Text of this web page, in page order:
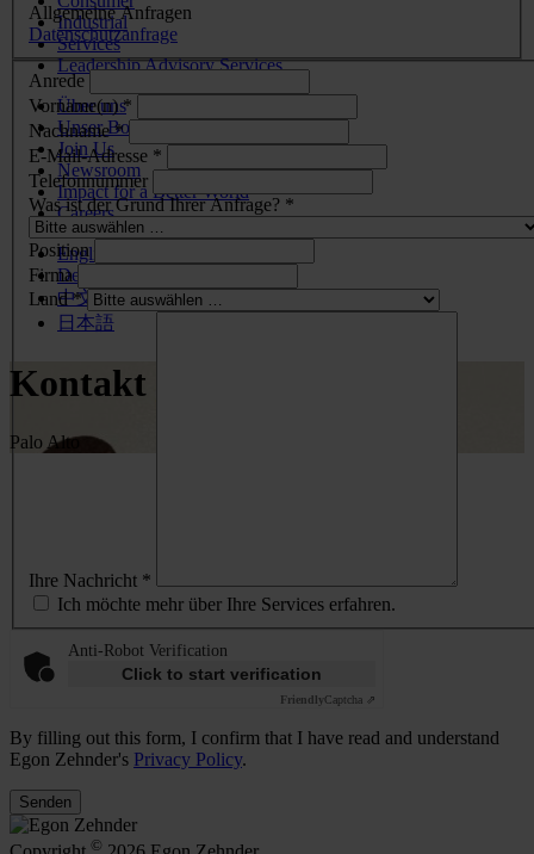
Industrial
Services
Leadership Advisory Services
Über uns
Unser Board
Join Us
Newsroom
Impact for a Better World
Careers
English
Deutsch
中文
日本語
Kontakt
Palo Alto
Allgemeine Anfragen
Datenschutzanfrage
Anrede
Vorname(n) *
Nachname *
E-Mail-Adresse *
Telefonnummer
Was ist der Grund Ihrer Anfrage? *
Position
Firma
Land *
Ihre Nachricht *
Ich möchte mehr über Ihre Services erfahren.
Anti-Robot Verification
Click to start verification
FriendlyCaptcha ⇗
By filling out this form, I confirm that I have read and understand
Egon Zehnder's Privacy Policy.
Senden
©